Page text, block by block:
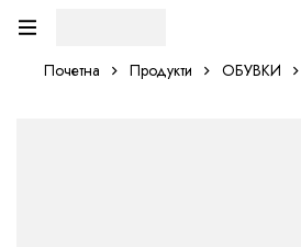
Почетна Продукти ОБУВКИ